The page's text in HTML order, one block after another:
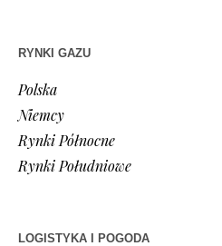
RYNKI GAZU
Polska
Niemcy
Rynki Północne
Rynki Południowe
LOGISTYKA I POGODA